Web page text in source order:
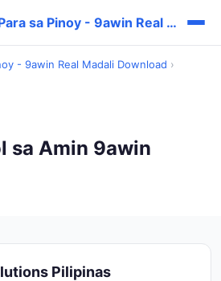
✅ 9awin Libre Para sa Pinoy - 9awin Real Madali Download
- 9awin Real Madali Download ›
sa Amin 9awin
Pilipinas